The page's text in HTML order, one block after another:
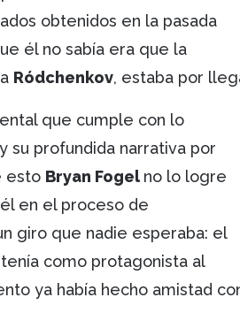
obtenidos en la pasada
él no sabía era que la
Ródchenkov, estaba por
que cumple con lo
su profundida narrativa por
esto Bryan Fogel no lo logre
en el proceso de
giro que nadie esperaba: el
como protagonista al
ya había hecho amistad